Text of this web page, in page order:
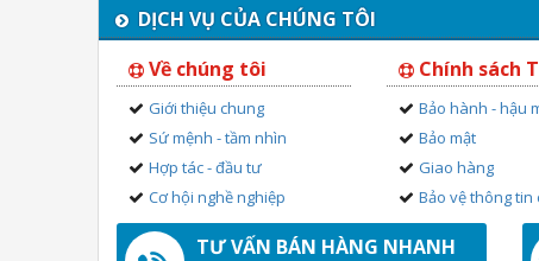
DỊCH VỤ CỦA CHÚNG TÔI
Về chúng tôi
Giới thiệu chung
Sứ mệnh - tầm nhìn
Hợp tác - đầu tư
Cơ hội nghề nghiệp
Chính sách
Bảo hành - hậu
Bảo mật
Giao hàng
Bảo vệ thông tin
TƯ VẤN BÁN HÀNG NHANH